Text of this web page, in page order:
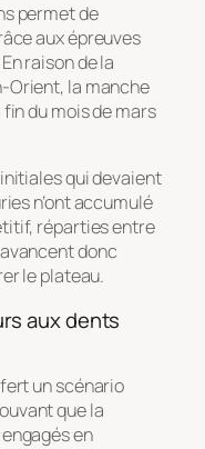
permet de
aux épreuves
raison de la
Orient, la manche
du mois de mars
qui devaient
n’ont accumulé
réparties entre
donc
le plateau.
aux dents
un scénario
que la
en